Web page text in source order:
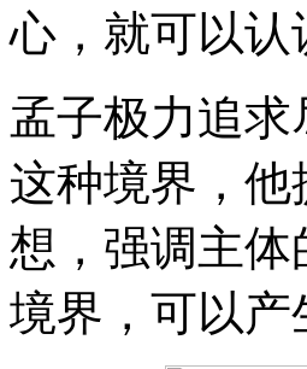
心，就可以认
孟子极力追
这种境界，
想，强调主
境界，可以